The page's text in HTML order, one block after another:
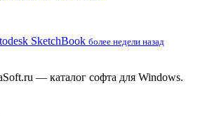
SketchBook более недели назад
— каталог софта для Windows.